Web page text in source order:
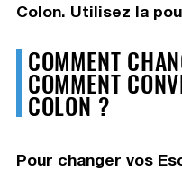
Colon. Utilisez la
COMMENT
COMMENT
COLON ?
Pour changer vos